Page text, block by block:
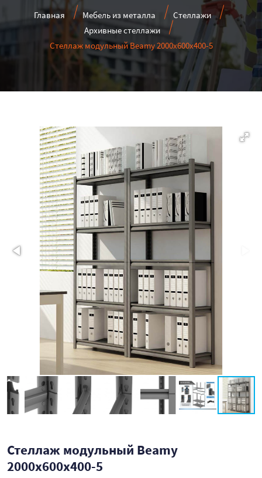
Главная Мебель из металла
Стеллажи
Архивные стеллажи
Стеллаж модульный Beamy 2000x600x400-5
Стеллаж модульный Beamy
2000x600x400-5